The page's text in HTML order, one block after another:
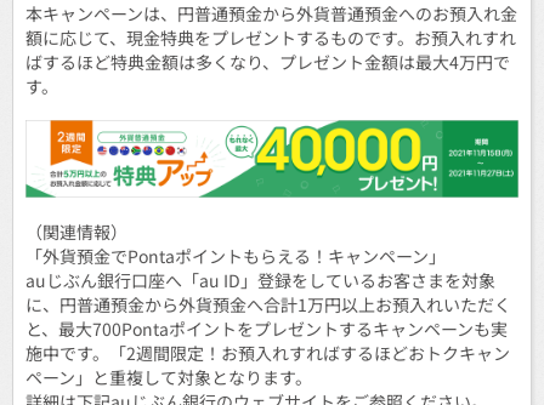
本キャンペーンは、円普通預金から外貨普通預金へのお預入れ金
額に応じて、現金特典をプレゼントするものです。お預入れすれ
ばするほど特典金額は多くなり、プレゼント金額は最大4万円で
す。
（関連情報）
「外貨預金でPontaポイントもらえる！キャンペーン」
auじぶん銀行口座へ「au ID」登録をしているお客さまを対象
に、円普通預金から外貨預金へ合計1万円以上お預入れいただく
と、最大700Pontaポイントをプレゼントするキャンペーンも実
施中です。「2週間限定！お預入れすればするほどおトクキャン
ペーン」と重複して対象となります。